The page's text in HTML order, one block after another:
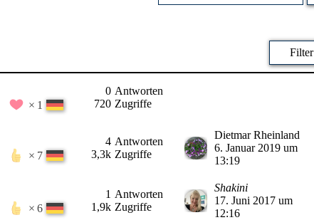
Filter
1
Antworten
0
Zugriffe
720
7
Antworten
4
Zugriffe
3,3k
Dietmar Rheinland
6. Januar 2019 um
13:19
6
Antworten
1
Zugriffe
1,9k
Shakini
17. Juni 2017 um
12:16